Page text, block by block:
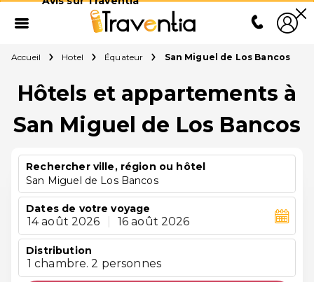
Accueil Hotel Équateur San Miguel de Los Bancos
Hôtels et appartements à
San Miguel de Los Bancos
Rechercher ville, région ou hôtel
San Miguel de Los Bancos
Dates de votre voyage
14 août 2026 16 août 2026
Distribution
1 chambre. 2 personnes